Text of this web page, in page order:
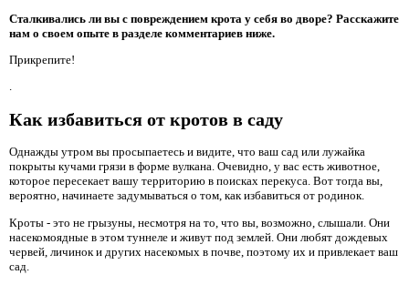
Сталкивались ли вы с повреждением крота у себя во дворе? Расскажите
нам о своем опыте в разделе комментариев ниже.
Прикрепите!
.
Как избавиться от кротов в саду
Однажды утром вы просыпаетесь и видите, что ваш сад или лужайка
покрыты кучами грязи в форме вулкана. Очевидно, у вас есть животное,
которое пересекает вашу территорию в поисках перекуса. Вот тогда вы,
вероятно, начинаете задумываться о том, как избавиться от родинок.
Кроты - это не грызуны, несмотря на то, что вы, возможно, слышали. Они
насекомоядные в этом туннеле и живут под землей. Они любят дождевых
червей, личинок и других насекомых в почве, поэтому их и привлекает ваш
сад.